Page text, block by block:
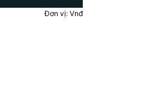
Đơn vị: Vnđ